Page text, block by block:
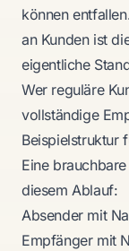
können
an Kunden ist
eigentliche
Wer reguläre
vollständige
Beispielstruktur
Eine
diesem Ablauf:
Absender mit
Empfänger mit